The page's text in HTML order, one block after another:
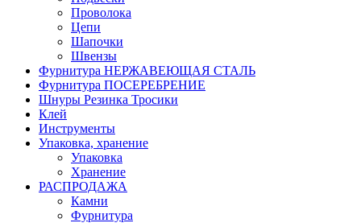
Проволока
Цепи
Шапочки
Швензы
Фурнитура НЕРЖАВЕЮЩАЯ СТАЛЬ
Фурнитура ПОСЕРЕБРЕНИЕ
Шнуры Резинка Тросики
Клей
Инструменты
Упаковка, хранение
Упаковка
Хранение
РАСПРОДАЖА
Камни
Фурнитура